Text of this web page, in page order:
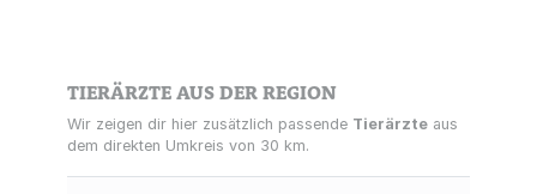
TIERÄRZTE AUS DER REGION
Wir zeigen dir hier zusätzlich passende Tierärzte aus
dem direkten Umkreis von 30 km.